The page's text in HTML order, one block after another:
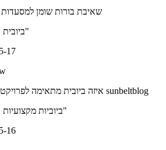
שאיבת בורות שומן
"
17
איזה ביובית מתאימה לפרויקט שלכם? - בלוג sunbeltblog
ביוביות"
16